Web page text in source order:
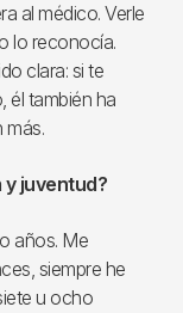
al médico. Verle
lo reconocía.
clara: si te
él también ha
más.
juventud?
años. Me
siempre he
u ocho